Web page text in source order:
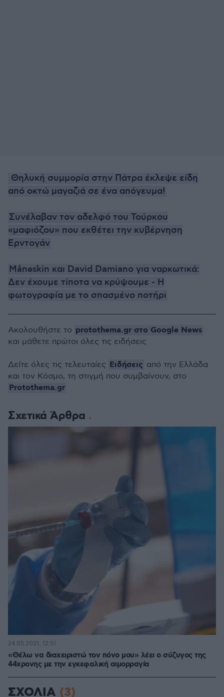
Θηλυκή συμμορία στην Πάτρα έκλεψε είδη
από οκτώ μαγαζιά σε ένα απόγευμα!
Συνέλαβαν τον αδελφό του Τούρκου
«μαφιόζου» που εκθέτει την κυβέρνηση
Ερντογάν
Måneskin και David Damiano για ναρκωτικά:
Δεν έχουμε τίποτα να κρύψουμε - H
φωτογραφία με το σπασμένο ποτήρι
Σχετικά Άρθρα
«Θέλω να διαχειριστώ τον πόνο μου» λέει ο σύζυγος της
44χρονης με την εγκεφαλική αιμορραγία
24.05.2021, 12:51
Ακολουθήστε το protothema.gr στο Google News
και μάθετε πρώτοι όλες τις ειδήσεις
Δείτε όλες τις τελευταίες Ειδήσεις από την Ελλάδα
και τον Κόσμο, τη στιγμή που συμβαίνουν, στο
Protothema.gr
ΣΧΟΛΙΑ (3)